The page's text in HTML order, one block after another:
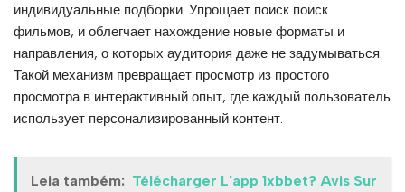
индивидуальные подборки. Упрощает поиск поиск
фильмов, и облегчает нахождение новые форматы и
направления, о которых аудитория даже не задумываться.
Такой механизм превращает просмотр из простого
просмотра в интерактивный опыт, где каждый пользователь
использует персонализированный контент.
Leia também: Télécharger L'app 1xbbet? Avis Sur